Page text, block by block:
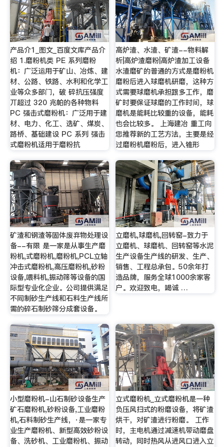
产品介1_图文_百度文库产品介
绍 1.磨粉机类 PE 系列磨粉
机：广泛运用于矿山、冶炼、建
材、公路、铁路、水利和化学工
业等众多部门，破 碎抗压强度
丌超过 320 兆帕的各种物料
PC 强击式磨粉机：广泛用于建
材、电力、化工、选矿、煤炭、
路桥、基础建设 PC 系列 强击
式磨粉机适用于磨粉抗
高炉渣、水渣、矿渣--物料解
析|高炉渣磨粉|高炉渣加工设备
水渣磨矿的普通的方式是磨粉机
磨粉后进入球磨机研磨，这种方
式需要球磨机承担跟多工作，磨
矿时要保证球磨的工作时间，球
磨机是能耗比较重的设备，能耗
也会比较多。 上海建冶 重工向
您推荐新的工艺方法，主要是经
过磨粉机磨粉后，进入锥形
矿渣和钢渣等固体废弃物处理设
备--有限 是一家是从事生产磨
粉机,式磨粉机,磨粉机,PCL立轴
冲击式磨粉机,高压磨粉机,砂粉
设备,喂料机,振动筛等设备的国
际型专业化企业。公司提供满足
不同制砂生产线和石料生产线所
需的碎石制砂筛分成套设备。
立磨机,球磨机,回转窑-致力于
立磨机、球磨机、回转窑等水泥
生产设备生产线的研发、生产、
销售、工程总承包。50余年打
造品牌，服务全球1000余家客
户。欢迎致电，竭诚 …
小型磨粉机-山石制砂设备生产
矿石磨粉机,砂粉设备,工业磨粉
机,石料制砂生产线，·是一家专
业生产磨粉机、新型高效砂粉设
备、洗砂机、工业磨粉机、振动
立式磨粉机_立式磨粉机是一种
负压风扫式的粉磨设备，将矿渣
烘干，对矿渣进行粉磨。 工作
时，主电机通过减速机带动磨盘
转动，同时热风从进风口进入立